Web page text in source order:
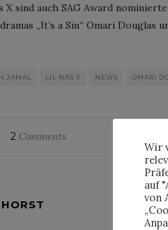
X sind auch SAG Award
„It’s a Sin“ Omari
JAMAL LIL NAS X NEWS OMARI
2 Comments
HORST
Wir
auf
von